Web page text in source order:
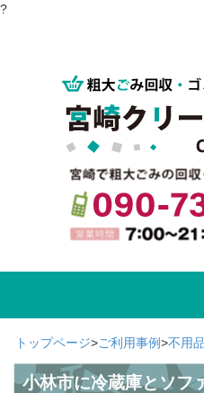
?
トップページ>ご利用事例>不用
のお引き取り
小林市に冷蔵庫とソフ